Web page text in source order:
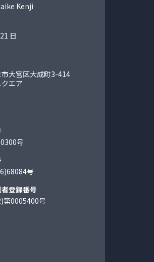
Kenji
日
大宮区大成町3-414
エア
号
号
登録番号
第0005400号